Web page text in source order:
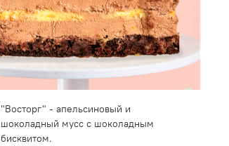
"Восторг" - апельсиновый и
шоколадный мусс с шоколадным
бисквитом.